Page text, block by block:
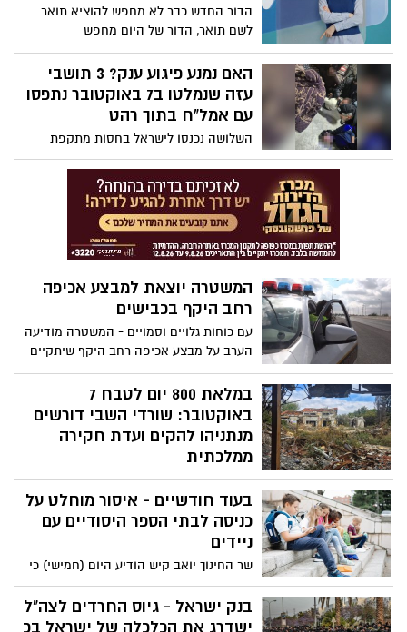
הדור החדש כבר לא מחפש להוציא תואר
לשם תואר, הדור של היום מחפש
לרכוש מקצוע אמיתי, שיש בו פוטנציאל
הכנסה גבוה, אופק ועניין בעבודה. וזה בדיוק
מה שמציעים המסלולים של המכללה למינהל
באשדוד כשהם גם מותאמים לסטודנטים
שרוצים גם לעבוד במקביל - בזכות מסלולי
בוקר וערב ועם הטבות לחיילים משוחררים.
המכללה למינהל מזמין אתכם ליום הפתוח
שייתקיים ב7/01/2026 כדי שתבחנו מקרוב את
האפשרות להצטרף ללימודי הנדסאים
בשלוחת אשדוד. ומה יש לכתבת השטח, אש
לספר לכם על המקום?
האם נמנע פיגוע ענק? 3 תושבי
עזה שנמלטו ב7 באוקטובר נתפסו
עם אמל"ח בתוך רהט
השלושה נכנסו לישראל בחסות מתקפת
הטרור של חמאס ב-7 באוקטובר ונתפסו בלב
העיר עם תחמושת צבאית גנובה, כחלק
ממבצע "סדר חדש" לחיזוק המשילות בנגב.
המשטרה יוצאת למבצע אכיפה
רחב היקף בכבישים
עם כוחות גלויים וסמויים - המשטרה מודיעה
הערב על מבצע אכיפה רחב היקף שיתקיים
מחר בכבישי הארץ, העירוניים ובין עירוניים.
בין השאר ייבדקו שימוש בטלפון בזמן נהיגה
ומהירות מופרזת
במלאת 800 יום לטבח 7
באוקטובר: שורדי השבי דורשים
מנתניהו להקים ועדת חקירה
ממלכתית
במלאת 800 ימים למתקפת חמאס ב־7
באוקטובר, שורדי שבי, משפחות חטופים
ומשפחות שכולות פרסמו מכתב משותף לראש
הממשלה בנימין נתניהו, שבו הם דורשים
לחקר המחדל והשלכותיו. על המכתב חתומים
מגובה גם בידי “מועצת אוקטובר”, המאגדת
בעוד חודשיים - איסור מוחלט על
כניסה לבתי הספר היסודיים עם
ניידים
שר החינוך יואב קיש הודיע היום (חמישי) כי
ממחציתה השנייה של שנת הלימודים תשפ"ו,
החל מתאריך 2 בפברואר 2026 - ייפרדו
תלמידי היסודי מהטלפונים הניידים כבר
בנק ישראל - גיוס החרדים לצה"ל